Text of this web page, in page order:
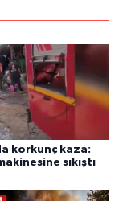
korkunç kaza:
sıkıştı